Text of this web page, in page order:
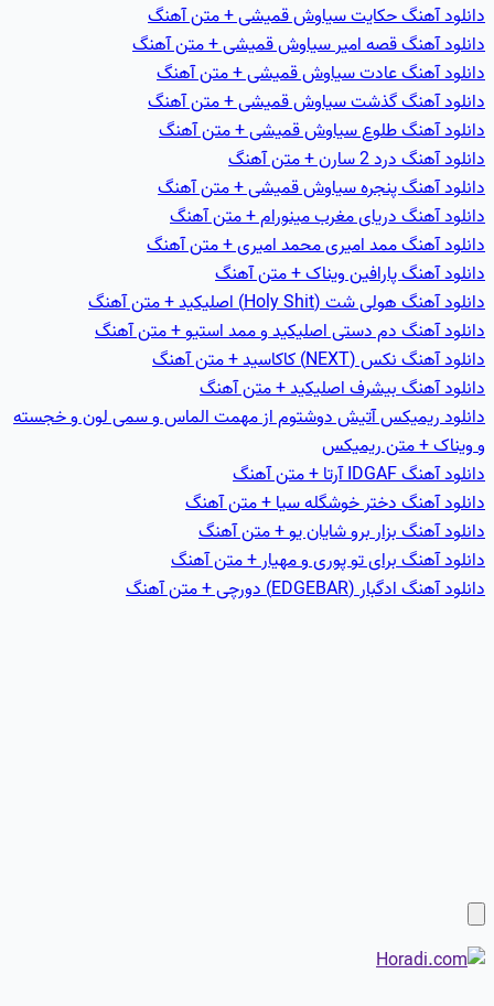
دانلود آهنگ حکايت سیاوش قمیشی + متن آهنگ
دانلود آهنگ قصه امير سیاوش قمیشی + متن آهنگ
دانلود آهنگ عادت سیاوش قمیشی + متن آهنگ
دانلود آهنگ گذشت سیاوش قمیشی + متن آهنگ
دانلود آهنگ طلوع سیاوش قمیشی + متن آهنگ
دانلود آهنگ درد 2 سارن + متن آهنگ
دانلود آهنگ پنجره سیاوش قمیشی + متن آهنگ
دانلود آهنگ دریای مغرب مینورام + متن آهنگ
دانلود آهنگ ممد امیری محمد امیری + متن آهنگ
دانلود آهنگ پارافین ویناک + متن آهنگ
دانلود آهنگ هولی شت (Holy Shit) اصلیکید + متن آهنگ
دانلود آهنگ دم دستی اصلیکید و ممد استیو + متن آهنگ
دانلود آهنگ نکس (NEXT) کاکاسید + متن آهنگ
دانلود آهنگ بیشرف اصلیکید + متن آهنگ
دانلود ریمیکس آتیش دوشتوم از مهمت الماس و سمی لون و خجسته
و ویناک + متن ریمیکس
دانلود آهنگ IDGAF آرتا + متن آهنگ
دانلود آهنگ دختر خوشگله سیا + متن آهنگ
دانلود آهنگ بزار برو شایان یو + متن آهنگ
دانلود آهنگ برای تو پوری و مهیار + متن آهنگ
دانلود آهنگ ادگبار (EDGEBAR) دورچی + متن آهنگ